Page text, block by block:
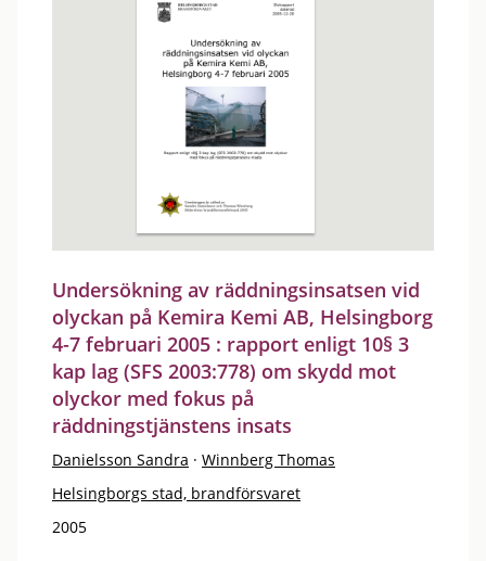
Undersökning av räddningsinsatsen vid
olyckan på Kemira Kemi AB, Helsingborg
4-7 februari 2005 : rapport enligt 10§ 3
kap lag (SFS 2003:778) om skydd mot
olyckor med fokus på
räddningstjänstens insats
Danielsson Sandra · Winnberg Thomas
Helsingborgs stad, brandförsvaret
2005